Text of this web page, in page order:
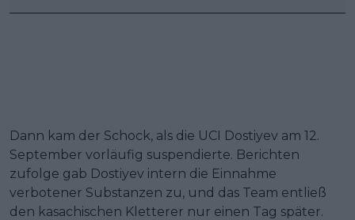
Dann kam der Schock, als die UCI Dostiyev am 12.
September vorläufig suspendierte. Berichten
zufolge gab Dostiyev intern die Einnahme
verbotener Substanzen zu, und das Team entließ
den kasachischen Kletterer nur einen Tag später.